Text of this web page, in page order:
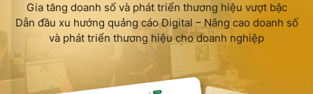
Gia tăng doanh số và phát triển thương hiệu vượt bậc
Dẫn đầu xu hướng quảng cáo Digital – Nâng cao doanh số
và phát triển thương hiệu cho doanh nghiệp